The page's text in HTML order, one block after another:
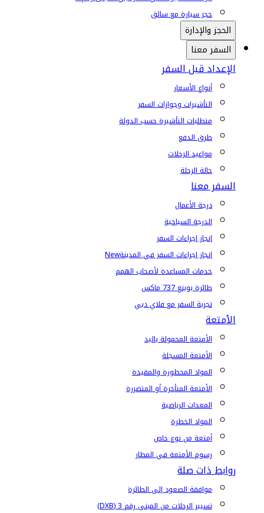
حجز سيارة مع سائق
الحجز والإدارة
السفر معنا
الإعداد قبل السفر
أنواع الأسعار
التأشيرات وجوازات السفر
متطلبات التأشيرة حسب الدولة
طرق الدفع
مواعيد الرحلات
حالة الرحلة
السفر معنا
درجة الأعمال
الدرجة السياحية
إنجاز إجراءات السفر
إنجاز إجراءات السفر في المدينةNew
خدمات المساعدة لأصحاب الهمم
طائرة بوينغ 737 ماكس
تجربة السفر مع فلاي دبي
الأمتعة
الأمتعة المحمولة باليد
الأمتعة المسجلة
المواد المحظورة والمقيدة
الأمتعة المتأخرة أو المتضررة
المعدات الرياضية
المواد الخطرة
أمتعة من نوع خاص
رسوم الأمتعة في المطار
روابط ذات صلة
موافقة الصعود إلى الطائرة
تسيير الرحلات من المبنى رقم 3 (DXB)